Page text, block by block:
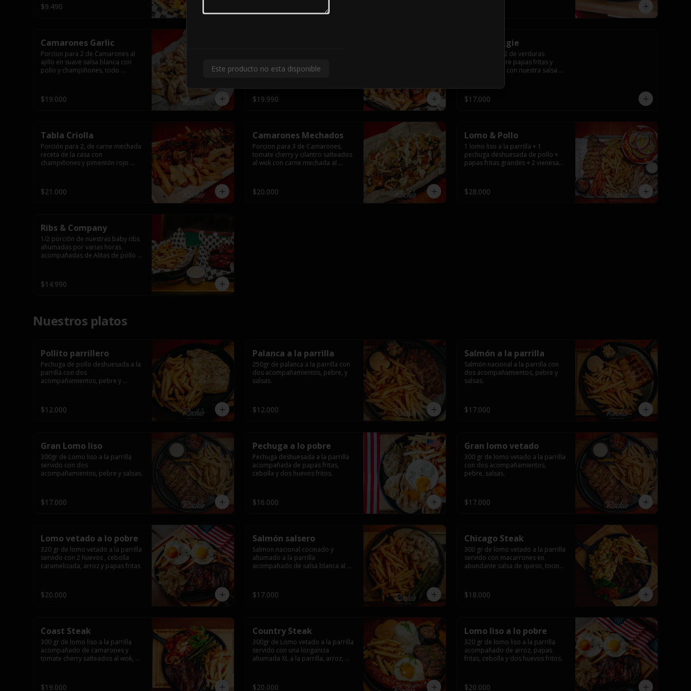
$9.490
Camarones Garlic
Porcion para 2 de Camarones al
ajillo en suave salsa blanca con
pollo y champiñones, todo
$19.000
longaniza saltéales al wok sobre
$19.990
Tabla Veggie
Porción para 2 de verduras
salteadas sobre papas fritas y
todo cubierto con nuestra salsa
$17.000
Tabla Criolla
Porción para 2, de carne mechada
receta de la casa con
champiñones y pimentón rojo
de queso sobre una base de
papas fritas.
$21.000
Camarones Mechados
Porcion para 3 de Camarones,
tomate cherry y cilantro salteados
al wok con carne mechada al
fritas y mayo casera.
$20.000
Lomo & Pollo
1 lomo liso a la parrilla + 1
pechuga deshuesada de pollo +
papas fritas grandes + 2 vienesas
$28.000
Ribs & Company
1/2 porción de nuestras baby ribs
ahumadas por varias horas
acompañadas de Alitas de pollo
$14.990
Nuestros platos
Pollito parrillero
Pechuga de pollo deshuesada a la
parrilla con dos
acompañamientos, pebre y
$12.000
Palanca a la parrilla
250gr de palanca a la parrilla con
dos acompañamientos, pebre, y
salsas.
$12.000
Salmón a la parrilla
Salmón nacional a la parrilla con
dos acompañamientos, pebre y
salsas.
$17.000
Gran Lomo liso
300gr de Lomo liso a la parrilla
servido con dos
acompañamientos, pebre y salsas.
$17.000
Pechuga a lo pobre
Pechuga deshuesada a la parrilla
acompañada de papas fritas,
cebolla y dos huevos fritos.
$16.000
Gran lomo vetado
300 gr de lomo vetado a la parrilla
con dos acompañamientos,
pebre, salsas.
$17.000
Lomo vetado a lo pobre
320 gr de lomo vetado a la parrilla
servido con 2 huevos , cebolla
caramelizada, arroz y papas fritas
$20.000
Salmón salsero
Salmon nacional cocinado y
ahumado a la parrilla
acompañado de salsa blanca al
fritas, pebre, y salsas.
$17.000
Chicago Steak
300 gr de lomo vetado a la parrilla
servido con macarrones en
abundante salsa de queso, tocino
fritas, pebre y salsas..
$18.000
Coast Steak
300 gr de lomo liso a la parrilla
acompañado de camarones y
tomate cherry salteados al wok,
$19.000
Country Steak
300gr de Lomo vetado a la parrilla
servido con una longaniza
ahumada XL a la parrilla, arroz,
$20.000
Lomo liso a lo pobre
320 gr de lomo liso a la parrilla
acompañado de arroz, papas
fritas, cebolla y dos huevos fritos.
$20.000
Este producto no esta disponible